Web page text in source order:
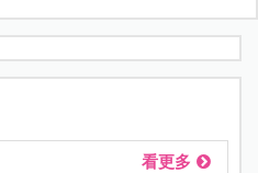
看更多